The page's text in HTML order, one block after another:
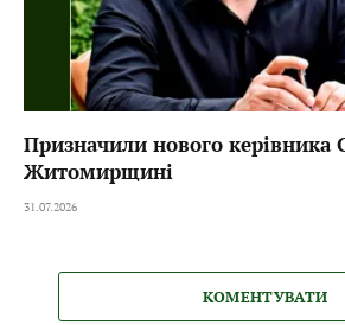
Призначили нового керівника
Житомирщині
31.07.2026
КОМЕНТУВАТИ